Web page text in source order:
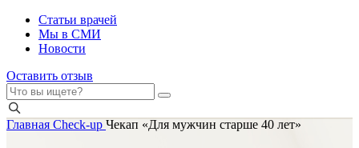
Статьи врачей
Мы в СМИ
Новости
Оставить отзыв
Главная Check-up Чекап «Для мужчин старше 40 лет»